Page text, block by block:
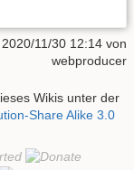
11/30 12:14 von
webproducer
Wikis unter der
Share Alike 3.0